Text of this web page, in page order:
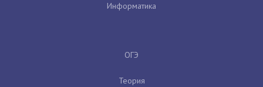
Информатика
ОГЭ
Теория